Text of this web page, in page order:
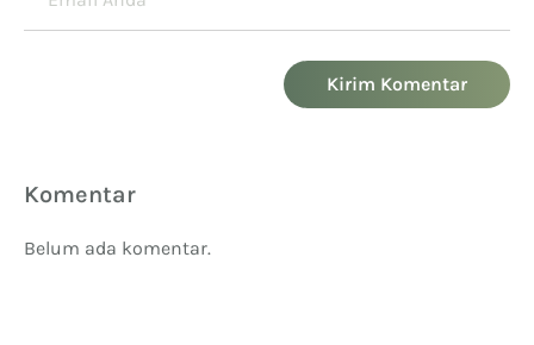
Kirim Komentar
Komentar
Belum ada komentar.